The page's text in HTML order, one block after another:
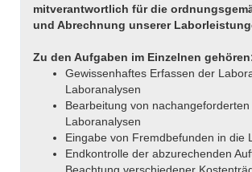
mitverantwortlich für die
und Abrechnung unserer
Zu den Aufgaben im Einzelnen
Gewissenhaftes Erfassen der
Laboranalysen
Bearbeitung von nachangeforderten
Laboranalysen
Eingabe von Fremdbefunden in die
Endkontrolle der abzurechenden
Beachtung verschiedener